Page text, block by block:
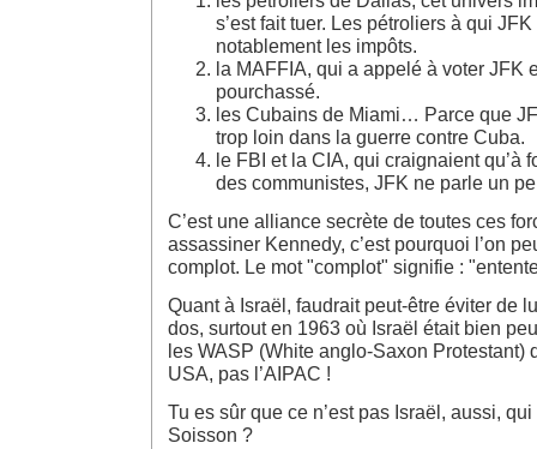
s’est fait tuer. Les pétroliers à qui
notablement les impôts.
la MAFFIA, qui a appelé à voter JFK
pourchassé.
les Cubains de Miami… Parce que
trop loin dans la guerre contre Cuba.
le FBI et la CIA, qui craignaient qu’à
des communistes, JFK ne parle un
C’est une alliance secrète de toutes ces
assassiner Kennedy, c’est pourquoi l’on
complot. Le mot "complot" signifie :
Quant à Israël, faudrait peut-être éviter de
dos, surtout en 1963 où Israël était bien
les WASP (White anglo-Saxon Protestant)
USA, pas l’AIPAC !
Tu es sûr que ce n’est pas Israël, aussi,
Soisson ?